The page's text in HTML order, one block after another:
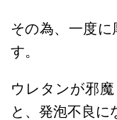
その為、一度に
す。
ウレタンが邪
と、発泡不良に